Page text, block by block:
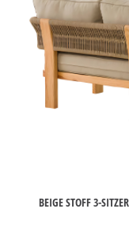
BEIGE STOFF 3-